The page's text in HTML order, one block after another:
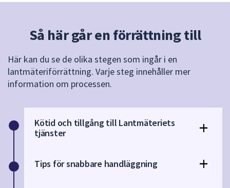
Så här går en förrättning till
Här kan du se de olika stegen som ingår i en
lantmäteriförrättning. Varje steg innehåller mer
information om processen.
Kötid och tillgång till Lantmäteriets
tjänster
Tips för snabbare handläggning